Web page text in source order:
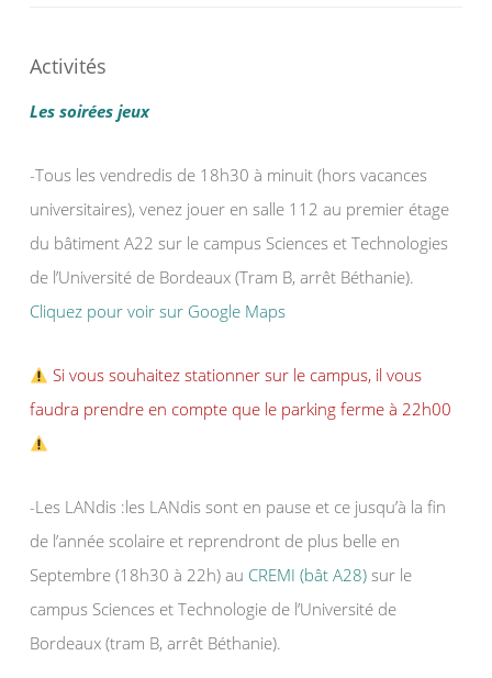
Activités
Les soirées jeux
-Tous les vendredis de 18h30 à minuit (hors vacances
universitaires), venez jouer en salle 112 au premier étage
du bâtiment A22 sur le campus Sciences et Technologies
de l’Université de Bordeaux (Tram B, arrêt Béthanie).
Cliquez pour voir sur Google Maps
Si vous souhaitez stationner sur le campus, il vous
faudra prendre en compte que le parking ferme à 22h00
-Les LANdis :les LANdis sont en pause et ce jusqu’à la fin
de l’année scolaire et reprendront de plus belle en
Septembre (18h30 à 22h) au CREMI (bât A28) sur le
campus Sciences et Technologie de l’Université de
Bordeaux (tram B, arrêt Béthanie).